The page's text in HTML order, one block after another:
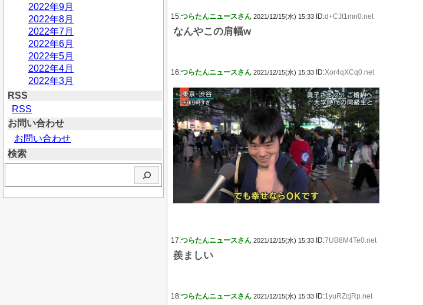
2022年9月
2022年8月
2022年7月
2022年6月
2022年5月
2022年4月
2022年3月
RSS
RSS
お問い合わせ
お問い合わせ
検索
15:つらたんニュースさん 2021/12/15(水) 15:33 ID:d+CJt1mn0.net
なんやこの肩幅w
16:つらたんニュースさん 2021/12/15(水) 15:33 ID:Xor4qXCq0.net
17:つらたんニュースさん 2021/12/15(水) 15:33 ID:7UB8M4Te0.net
羨ましい
18:つらたんニュースさん 2021/12/15(水) 15:33 ID:1yuRZcjRp.net